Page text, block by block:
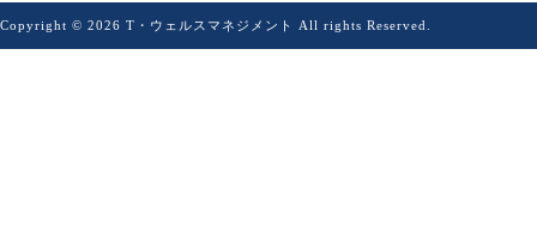
Copyright © 2026 T・ウェルスマネジメント All rights Reserved.